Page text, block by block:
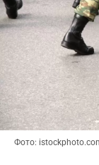
Фото: